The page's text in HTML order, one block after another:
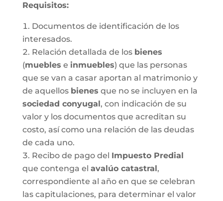
Requisitos:
Documentos de identificación de los
interesados.
Relación detallada de los bienes
(muebles e inmuebles) que las personas
que se van a casar aportan al matrimonio y
de aquellos bienes que no se incluyen en la
sociedad conyugal, con indicación de su
valor y los documentos que acreditan su
costo, así como una relación de las deudas
de cada uno.
Recibo de pago del Impuesto Predial
que contenga el avalúo catastral,
correspondiente al año en que se celebran
las capitulaciones, para determinar el valor